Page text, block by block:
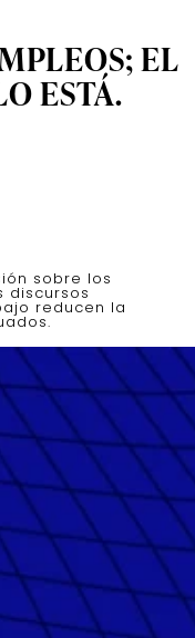
EL
ESTÁ.
sobre los
discursos
reducen la